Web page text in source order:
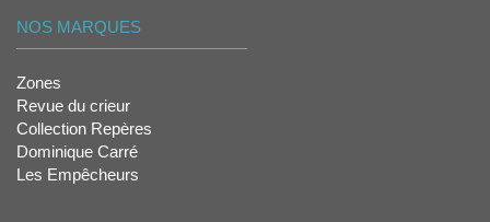
NOS MARQUES
Zones
Revue du crieur
Collection Repères
Dominique Carré
Les Empêcheurs